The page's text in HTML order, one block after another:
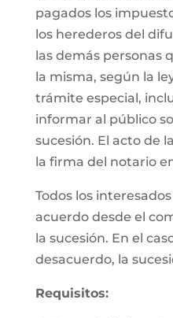
pagados los
los herederos del
las demás personas
la misma, según la
trámite especial,
informar al público
sucesión. El acto de
la firma del notario
Todos los
acuerdo desde el
la sucesión. En el
desacuerdo, la
Requisitos: